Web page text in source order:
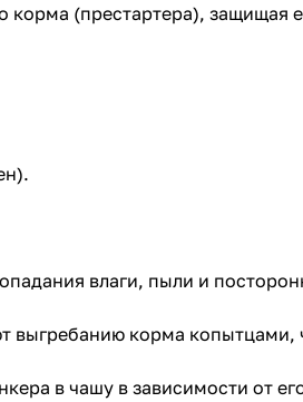
(престартера), защищая
влаги, пыли и
выгребанию корма копытцами,
в чашу в зависимости от